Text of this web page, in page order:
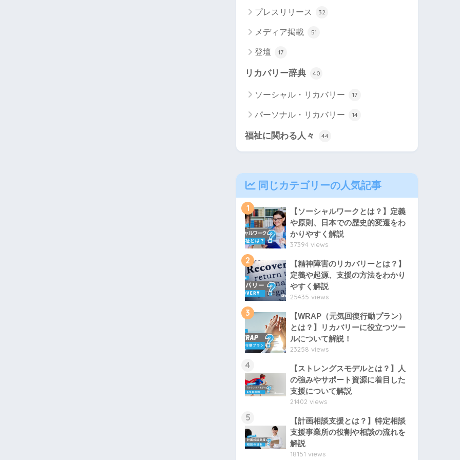
プレスリリース 32
メディア掲載 51
登壇 17
リカバリー辞典 40
ソーシャル・リカバリー 17
パーソナル・リカバリー 14
福祉に関わる人々 44
同じカテゴリーの人気記事
1
【ソーシャルワークとは？】定義
や原則、日本での歴史的変遷をわ
かりやすく解説
37394 views
2
【精神障害のリカバリーとは？】
定義や起源、支援の方法をわかり
やすく解説
25435 views
3
【WRAP（元気回復行動プラン）
とは？】リカバリーに役立つツー
ルについて解説！
23258 views
4
【ストレングスモデルとは？】人
の強みやサポート資源に着目した
支援について解説
21402 views
5
【計画相談支援とは？】特定相談
支援事業所の役割や相談の流れを
解説
18151 views